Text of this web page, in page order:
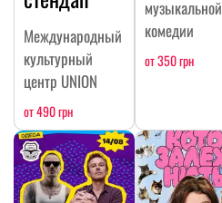
Международный
культурный
центр UNION
от 490 грн
музыкальной
комедии
от 350 грн